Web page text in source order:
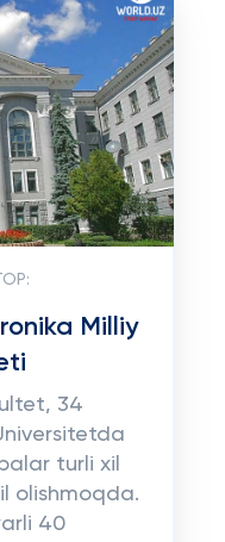
TOP:
Milliy
34
turli xil
olishmoqda.
40